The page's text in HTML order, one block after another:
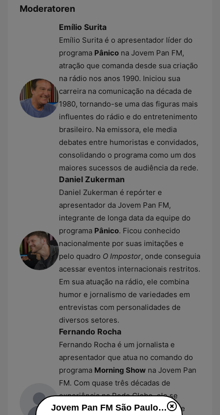
Moderatoren
Emílio Surita
Emílio Surita é o apresentador líder do
programa Pânico na Jovem Pan FM,
atração que comanda desde sua criação
na rádio nos anos 1990. Iniciou sua
carreira na comunicação na década de
1980, tornando-se uma das figuras mais
influentes do rádio e do entretenimento
brasileiro. Na emissora, ele media
debates entre humoristas e convidados,
consolidando o programa como um dos
maiores sucessos de audiência da rede.
Daniel Zukerman
Daniel Zukerman é repórter e
apresentador da Jovem Pan FM,
integrante de longa data da equipe do
programa Pânico. Ficou conhecido
nacionalmente por suas imitações e
pelo quadro O Impostor, onde conseguia
acessar eventos internacionais restritos.
Em sua atuação na rádio, ele combina
humor e jornalismo de variedades em
entrevistas com personalidades de
diversos setores.
Fernando Rocha
Fernando Rocha é um jornalista e
apresentador que atua no comando do
programa Morning Show na Jovem Pan
FM. Com quase três décadas de
experiência na Rede Globo, ele se
destacou como repórter esportivo e
Jovem Pan FM São Paulo live